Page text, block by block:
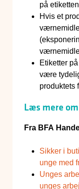
på
Hvis et
Etiketter
være
produktets
Læs mere
Fra BFA
Sikker i
unge med
Unges
unges